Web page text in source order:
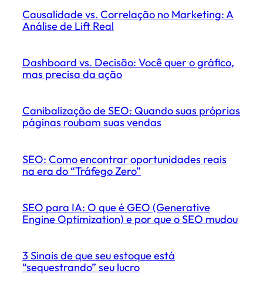
Causalidade vs. Correlação no Marketing: A
Análise de Lift Real
Dashboard vs. Decisão: Você quer o gráfico,
mas precisa da ação
Canibalização de SEO: Quando suas próprias
páginas roubam suas vendas
SEO: Como encontrar oportunidades reais
na era do “Tráfego Zero”
SEO para IA: O que é GEO (Generative
Engine Optimization) e por que o SEO mudou
3 Sinais de que seu estoque está
“sequestrando” seu lucro